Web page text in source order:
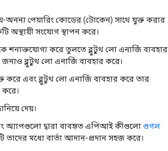
পেয়ারিং কোডের (টোকেন) সাথে যুক্ত করার
অস্থায়ী সংযোগ স্থাপন করে।
শনাক্তযোগ্য করে তুলতে ব্লুটুথ লো এনার্জি ব্যবহার
ব্লুটুথ লো এনার্জি ব্যবহার করে।
করে এবং ব্লুটুথ লো এনার্জি ব্যবহার করে তার
দেয়।
অ্যাপগুলো দ্বারা ব্যবহৃত এপিআই কীগুলো গুগল
তাদের মধ্যে বার্তা আদান-প্রদান সহজ করে।